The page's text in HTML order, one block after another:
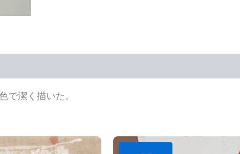
潔く描いた。